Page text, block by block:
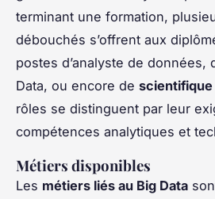
terminant une formation,
débouchés s’offrent aux
postes d’analyste de données,
Data, ou encore de scientifique
rôles se distinguent par leur
compétences analytiques et
Métiers disponibles
Les métiers liés au Big Data